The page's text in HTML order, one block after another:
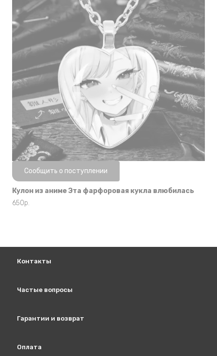
Нет в наличии
Сообщить о поступлении
Кулон из аниме Эта фарфоровая кукла влюбилась
650р.
Контакты
Частые вопросы
Гарантии и возврат
Оплата